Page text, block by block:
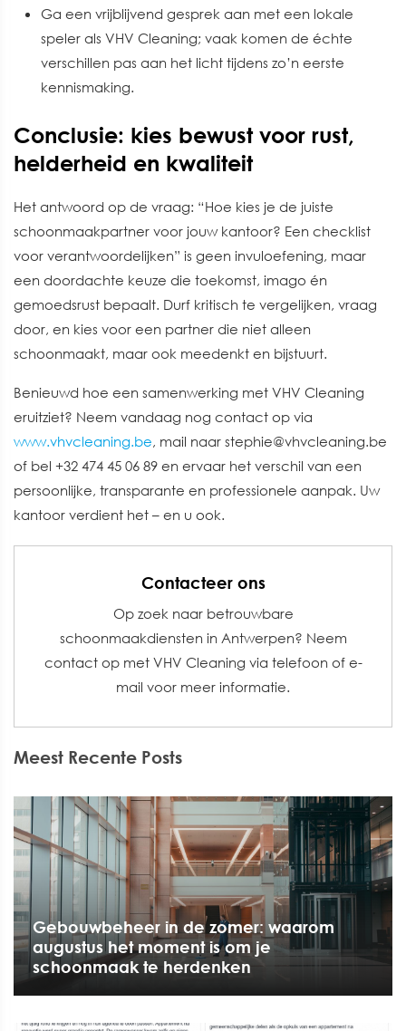
Ga een vrijblijvend gesprek aan met een lokale
speler als VHV Cleaning; vaak komen de échte
verschillen pas aan het licht tijdens zo’n eerste
kennismaking.
Conclusie: kies bewust voor rust,
helderheid en kwaliteit
Het antwoord op de vraag: “Hoe kies je de juiste
schoonmaakpartner voor jouw kantoor? Een checklist
voor verantwoordelijken” is geen invuloefening, maar
een doordachte keuze die toekomst, imago én
gemoedsrust bepaalt. Durf kritisch te vergelijken, vraag
door, en kies voor een partner die niet alleen
schoonmaakt, maar ook meedenkt en bijstuurt.
Benieuwd hoe een samenwerking met VHV Cleaning
eruitziet? Neem vandaag nog contact op via
www.vhvcleaning.be, mail naar stephie@vhvcleaning.be
of bel +32 474 45 06 89 en ervaar het verschil van een
persoonlijke, transparante en professionele aanpak. Uw
kantoor verdient het – en u ook.
Contacteer ons
Op zoek naar betrouwbare
schoonmaakdiensten in Antwerpen? Neem
contact op met VHV Cleaning via telefoon of e-
mail voor meer informatie.
Meest Recente Posts
Gebouwbeheer in de zomer: waarom
augustus het moment is om je
schoonmaak te herdenken